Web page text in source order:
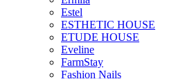
Estel
ESTHETIC HOUSE
ETUDE HOUSE
Eveline
FarmStay
Fashion Nails